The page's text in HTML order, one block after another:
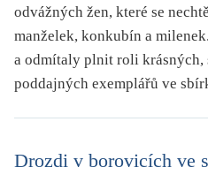
odvážných žen, které se
manželek, konkubín a
a odmítaly plnit roli krásných,
poddajných exemplářů ve
Drozdi v borovicích ve